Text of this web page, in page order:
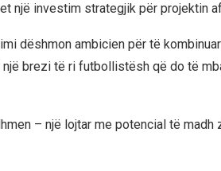
një investim strategjik për projektin
dëshmon ambicien për të
një brezi të ri futbollistësh që do të
– një lojtar me potencial të madh